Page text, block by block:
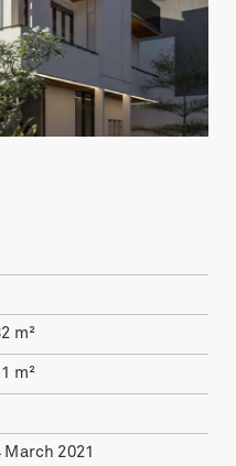
m²
m²
March 2021